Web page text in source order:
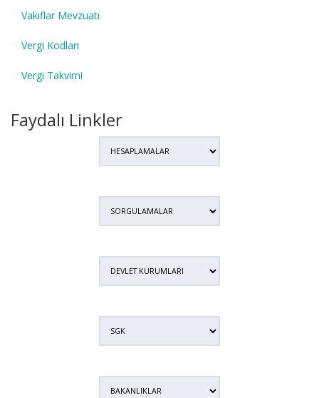
Vakıflar Mevzuatı
Vergi Kodları
Vergi Takvimi
Faydalı Linkler